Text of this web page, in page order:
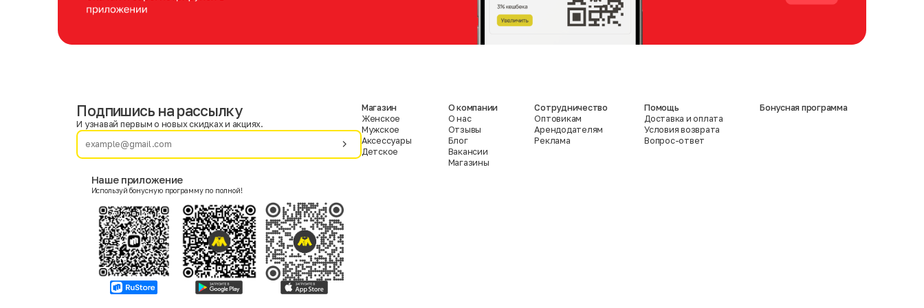
Фамилия
Женский
Согласие на получение чеков по электронной почте
Подпишись на рассылку
И узнавай первым о новых скидках и акциях.
Наше приложение
Используй бонусную программу по полной!
Магазин
Женское
Мужское
Аксессуары
Детское
О компании
О нас
Отзывы
Блог
Вакансии
Магазины
Сотрудничество
Оптовикам
Арендодателям
Реклама
Помощь
Доставка и оплата
Условия возврата
Вопрос-ответ
Бонусная программа